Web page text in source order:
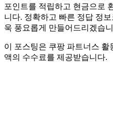
포인트를 적립하고 현금으로
니다. 정확하고 빠른 정답 정
욱 풍요롭게 만들어드리겠습
이 포스팅은 쿠팡 파트너스 활
액의 수수료를 제공받습니다.